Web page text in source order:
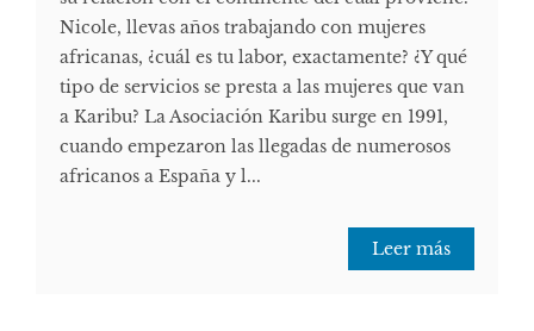
Nicole, llevas años trabajando con mujeres
africanas, ¿cuál es tu labor, exactamente? ¿Y qué
tipo de servicios se presta a las mujeres que van
a Karibu? La Asociación Karibu surge en 1991,
cuando empezaron las llegadas de numerosos
africanos a España y l...
Leer más